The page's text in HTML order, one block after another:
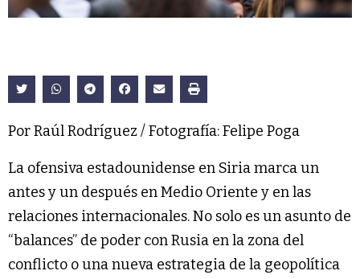
Por Raúl Rodríguez / Fotografía: Felipe Poga
La ofensiva estadounidense en Siria marca un
antes y un después en Medio Oriente y en las
relaciones internacionales. No solo es un asunto de
“balances” de poder con Rusia en la zona del
conflicto o una nueva estrategia de la geopolítica